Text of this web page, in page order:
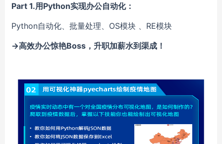
Part 1.用Python实现办公自动化：
Python自动化、批量处理、OS模块 、RE模块
→高效办公惊艳Boss，升职加薪水到渠成！